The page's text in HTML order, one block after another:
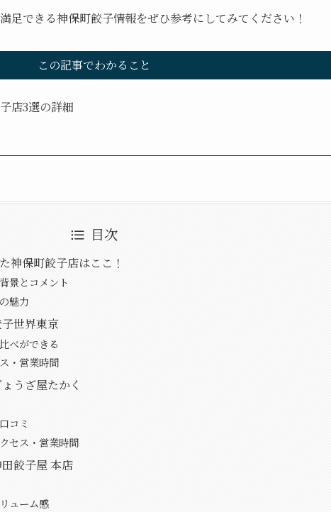
足できる神保町餃子情報をぜひ参考にしてみてください！
この記事でわかること
店3選の詳細
目次
神保町餃子店はここ！
景とコメント
魅力
世界東京
べができる
・営業時間
うざ屋たかく
コミ
セス・営業時間
餃子屋 本店
ューム感